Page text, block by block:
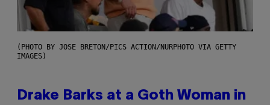
(PHOTO BY JOSE BRETON/PICS ACTION/NURPHOTO VIA GETTY
IMAGES)
Drake Barks at a Goth Woman in